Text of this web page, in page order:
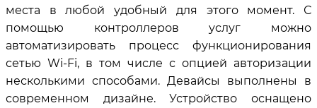
места в любой удобный для этого момент. С
помощью контроллеров услуг можно
автоматизировать процесс функционирования
сетью Wi-Fi, в том числе с опцией авторизации
несколькими способами. Девайсы выполнены в
современном дизайне. Устройство оснащено